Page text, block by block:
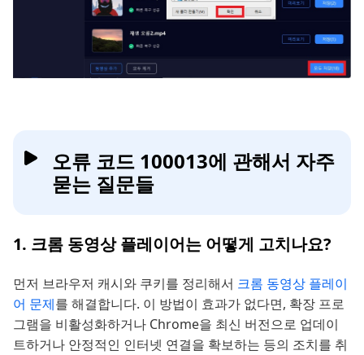
오류 코드 100013에 관해서 자주
묻는 질문들
1. 크롬 동영상 플레이어는 어떻게 고치나요?
먼저 브라우저 캐시와 쿠키를 정리해서 크롬 동영상 플레이
어 문제를 해결합니다. 이 방법이 효과가 없다면, 확장 프로
그램을 비활성화하거나 Chrome을 최신 버전으로 업데이
트하거나 안정적인 인터넷 연결을 확보하는 등의 조치를 취